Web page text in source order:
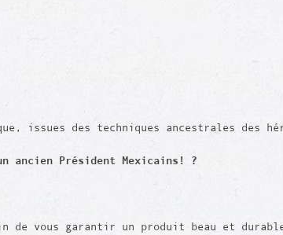
issues des techniques ancestrales des
ancien Président Mexicains! ?
de vous garantir un produit beau et